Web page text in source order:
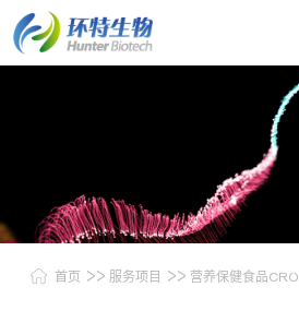
首页 >> 服务项目 >> 营养保健食品CRO